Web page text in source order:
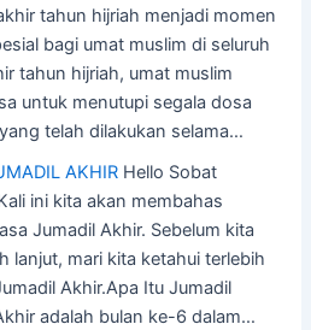
tahun hijriah menjadi momen
bagi umat muslim di seluruh
tahun hijriah, umat muslim
untuk menutupi segala dosa
telah dilakukan selama…
AKHIR Hello Sobat
ini kita akan membahas
Jumadil Akhir. Sebelum kita
lanjut, mari kita ketahui terlebih
Akhir.Apa Itu Jumadil
adalah bulan ke-6 dalam…